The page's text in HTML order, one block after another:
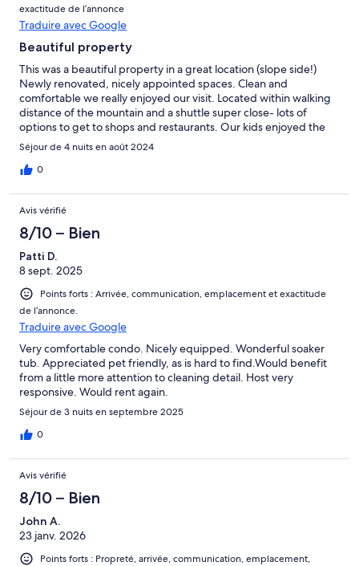
exactitude de l’annonce
Traduire avec Google
Beautiful property
This was a beautiful property in a great location (slope side!)
Newly renovated, nicely appointed spaces. Clean and
comfortable we really enjoyed our visit. Located within walking
distance of the mountain and a shuttle super close- lots of
options to get to shops and restaurants. Our kids enjoyed the
pool and our dog was happy and comfortable during our stay.
This is a great property for your Mont Tremblant vacation!
Séjour de 4 nuits en août 2024
0
Avis vérifié
8/10 – Bien
Patti D.
8 sept. 2025
Points forts : Arrivée, communication, emplacement et exactitude
de l’annonce.
Traduire avec Google
Very comfortable condo. Nicely equipped. Wonderful soaker
tub. Appreciated pet friendly, as is hard to find.Would benefit
from a little more attention to cleaning detail. Host very
responsive. Would rent again.
Séjour de 3 nuits en septembre 2025
0
Avis vérifié
8/10 – Bien
John A.
23 janv. 2026
Points forts : Propreté, arrivée, communication, emplacement,